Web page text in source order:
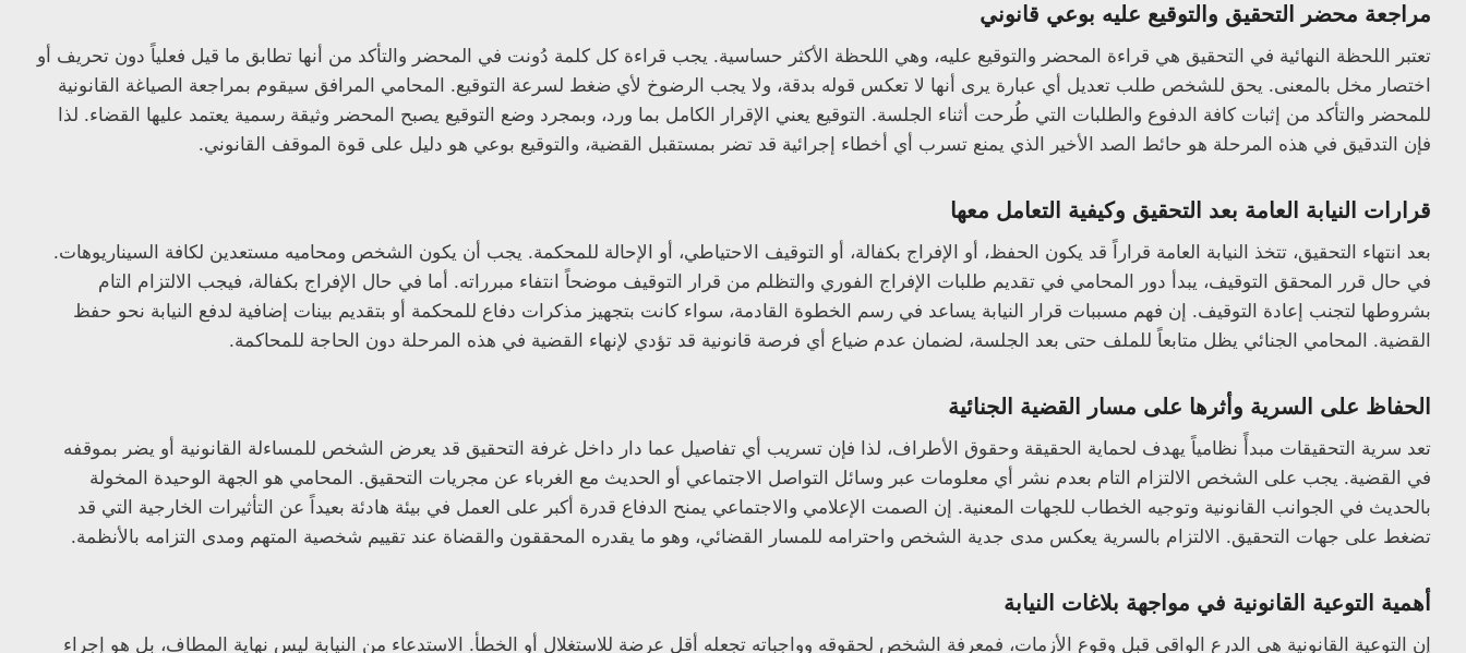
مراجعة محضر التحقيق والتوقيع عليه بوعي قانوني
تعتبر اللحظة النهائية في التحقيق هي قراءة المحضر والتوقيع عليه، وهي اللحظة الأكثر حساسية. يجب قراءة كل كلمة دُونت في المحضر والتأكد من أنها تطابق ما قيل فعلياً دون تحريف أو
اختصار مخل بالمعنى. يحق للشخص طلب تعديل أي عبارة يرى أنها لا تعكس قوله بدقة، ولا يجب الرضوخ لأي ضغط لسرعة التوقيع. المحامي المرافق سيقوم بمراجعة الصياغة القانونية
للمحضر والتأكد من إثبات كافة الدفوع والطلبات التي طُرحت أثناء الجلسة. التوقيع يعني الإقرار الكامل بما ورد، وبمجرد وضع التوقيع يصبح المحضر وثيقة رسمية يعتمد عليها القضاء. لذا
فإن التدقيق في هذه المرحلة هو حائط الصد الأخير الذي يمنع تسرب أي أخطاء إجرائية قد تضر بمستقبل القضية، والتوقيع بوعي هو دليل على قوة الموقف القانوني.
قرارات النيابة العامة بعد التحقيق وكيفية التعامل معها
بعد انتهاء التحقيق، تتخذ النيابة العامة قراراً قد يكون الحفظ، أو الإفراج بكفالة، أو التوقيف الاحتياطي، أو الإحالة للمحكمة. يجب أن يكون الشخص ومحاميه مستعدين لكافة السيناريوهات.
في حال قرر المحقق التوقيف، يبدأ دور المحامي في تقديم طلبات الإفراج الفوري والتظلم من قرار التوقيف موضحاً انتفاء مبرراته. أما في حال الإفراج بكفالة، فيجب الالتزام التام
بشروطها لتجنب إعادة التوقيف. إن فهم مسببات قرار النيابة يساعد في رسم الخطوة القادمة، سواء كانت بتجهيز مذكرات دفاع للمحكمة أو بتقديم بينات إضافية لدفع النيابة نحو حفظ
القضية. المحامي الجنائي يظل متابعاً للملف حتى بعد الجلسة، لضمان عدم ضياع أي فرصة قانونية قد تؤدي لإنهاء القضية في هذه المرحلة دون الحاجة للمحاكمة.
الحفاظ على السرية وأثرها على مسار القضية الجنائية
تعد سرية التحقيقات مبدأً نظامياً يهدف لحماية الحقيقة وحقوق الأطراف، لذا فإن تسريب أي تفاصيل عما دار داخل غرفة التحقيق قد يعرض الشخص للمساءلة القانونية أو يضر بموقفه
في القضية. يجب على الشخص الالتزام التام بعدم نشر أي معلومات عبر وسائل التواصل الاجتماعي أو الحديث مع الغرباء عن مجريات التحقيق. المحامي هو الجهة الوحيدة المخولة
بالحديث في الجوانب القانونية وتوجيه الخطاب للجهات المعنية. إن الصمت الإعلامي والاجتماعي يمنح الدفاع قدرة أكبر على العمل في بيئة هادئة بعيداً عن التأثيرات الخارجية التي قد
تضغط على جهات التحقيق. الالتزام بالسرية يعكس مدى جدية الشخص واحترامه للمسار القضائي، وهو ما يقدره المحققون والقضاة عند تقييم شخصية المتهم ومدى التزامه بالأنظمة.
أهمية التوعية القانونية في مواجهة بلاغات النيابة
إن التوعية القانونية هي الدرع الواقي قبل وقوع الأزمات، فمعرفة الشخص لحقوقه وواجباته تجعله أقل عرضة للاستغلال أو الخطأ. الاستدعاء من النيابة ليس نهاية المطاف، بل هو إجراء